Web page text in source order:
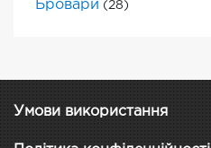
Бровари (28)
Умови використання